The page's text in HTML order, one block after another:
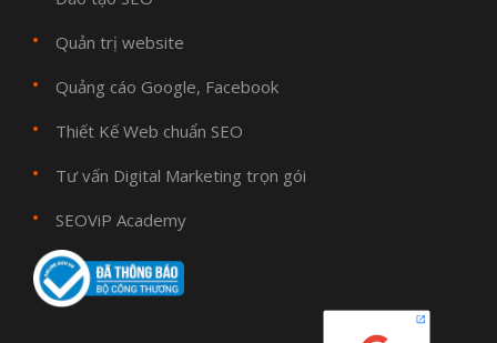
Quản trị website
Quảng cáo Google, Facebook
Thiết Kế Web chuẩn SEO
Tư vấn Digital Marketing trọn gói
SEOViP Academy